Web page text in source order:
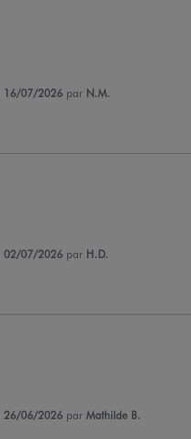
16/07/2026 par N.M.
02/07/2026 par H.D.
26/06/2026 par Mathilde B.